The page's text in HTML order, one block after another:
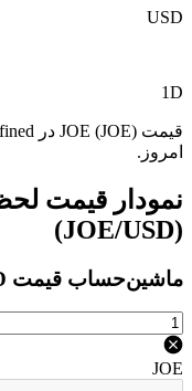
USD
1D
امروز.
(JOE/USD)
ماشین‌حساب قیمت JOE/USD
JOE